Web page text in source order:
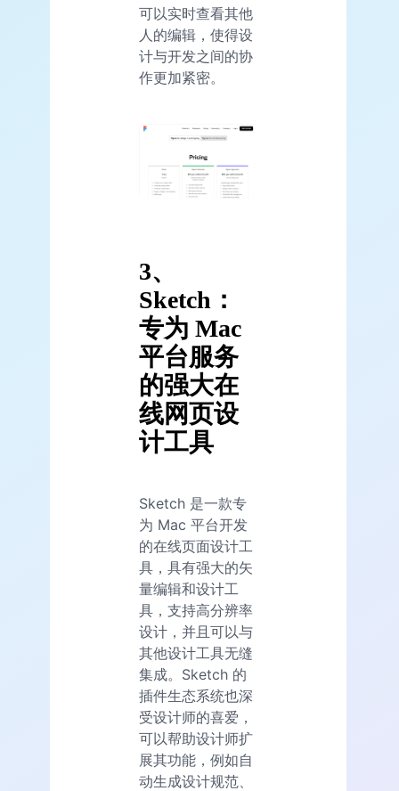
可以实时查看其他
人的编辑，使得设
计与开发之间的协
作更加紧密。
3、
Sketch：
专为 Mac
平台服务
的强大在
线网页设
计工具
Sketch 是一款专
为 Mac 平台开发
的在线页面设计工
具，具有强大的矢
量编辑和设计工
具，支持高分辨率
设计，并且可以与
其他设计工具无缝
集成。Sketch 的
插件生态系统也深
受设计师的喜爱，
可以帮助设计师扩
展其功能，例如自
动生成设计规范、